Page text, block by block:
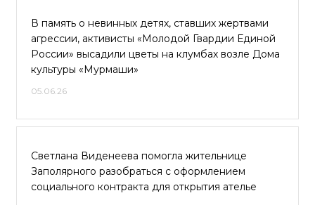
В память о невинных детях, ставших жертвами
агрессии, активисты «Молодой Гвардии Единой
России» высадили цветы на клумбах возле Дома
культуры «Мурмаши»
05.06.26
Светлана Виденеева помогла жительнице
Заполярного разобраться с оформлением
социального контракта для открытия ателье